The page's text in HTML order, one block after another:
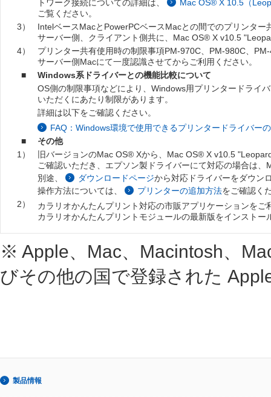
トワーク接続についての詳細は、
Mac OS® X 10.5（
ご覧ください。
3）
IntelベースMacとPowerPCベースMacとの間でのプリンター
サーバー側、クライアント側共に、Mac OS® X v10.5
4）
プリンター共有使用時の制限事項PM-970C、PM-980C、
サーバー側Macにて一度認識させてからご利用ください。
■
Windows系ドライバーとの機能比較について
OS側の制限事項などにより、Windows用プリンタードライ
いただくにあたり制限があります。
詳細は以下をご確認ください。
FAQ：Windows環境で使用できるプリンタードライバー
■
その他
1）
旧バージョンのMac OS® Xから、Mac OS® X v10.5
ご確認いただき、エプソン製ドライバーにて対応の場合は
別途、
ダウンロードページから対応ドライバーをダウン
操作方法については、
プリンターの追加方法をご確認く
2）
カラリオかんたんプリント対応の市販アプリケーションをご
カラリオかんたんプリントモジュールの最新版をインストー
※ Apple、Mac、Macintosh、
びその他の国で登録された
製品情報